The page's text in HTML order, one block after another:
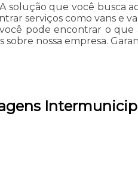
solução que você
serviços como vans e
pode encontrar o
nossa empresa.